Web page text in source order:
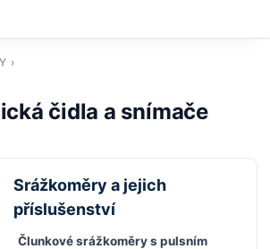
›
čidla a snímače
Srážkoměry a jejich
příslušenství
Člunkové srážkoměry s pulsním